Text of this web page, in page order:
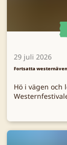
29 juli 2026
Fortsatta
Hö i vägen och